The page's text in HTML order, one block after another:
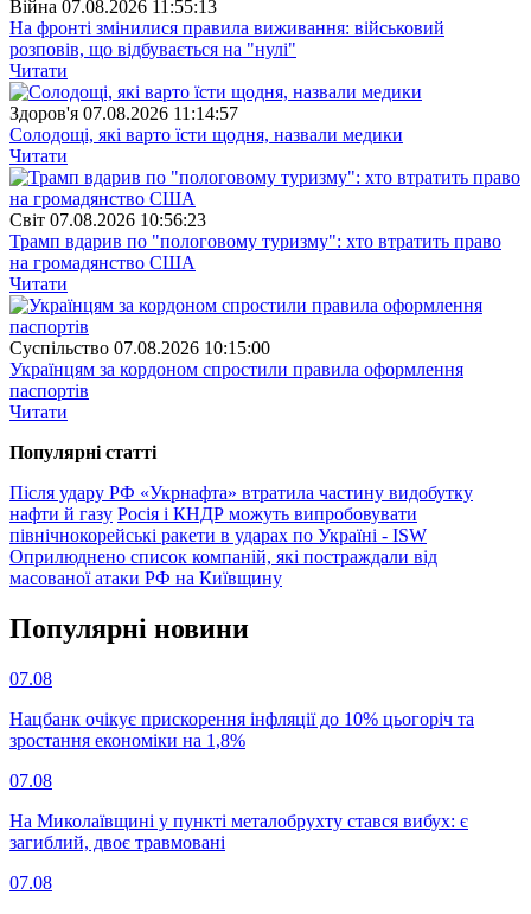
Війна 07.08.2026 11:55:13
На фронті змінилися правила виживання: військовий
розповів, що відбувається на "нулі"
Читати
Здоров'я 07.08.2026 11:14:57
Солодощі, які варто їсти щодня, назвали медики
Читати
Свiт 07.08.2026 10:56:23
Трамп вдарив по "пологовому туризму": хто втратить право
на громадянство США
Читати
Суспiльство 07.08.2026 10:15:00
Українцям за кордоном спростили правила оформлення
паспортів
Читати
Популярнi статтi
Після удару РФ «Укрнафта» втратила частину видобутку
нафти й газу Росія і КНДР можуть випробовувати
північнокорейські ракети в ударах по Україні - ISW
Оприлюднено список компаній, які постраждали від
масованої атаки РФ на Київщину
Популярнi новини
07.08
Нацбанк очікує прискорення інфляції до 10% цьогоріч та
зростання економіки на 1,8%
07.08
На Миколаївщині у пункті металобрухту стався вибух: є
загиблий, двоє травмовані
07.08